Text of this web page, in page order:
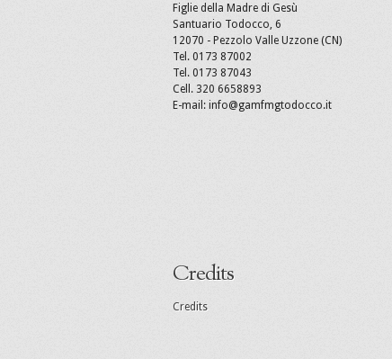
Figlie della Madre di Gesù
Santuario Todocco, 6
12070 - Pezzolo Valle Uzzone (CN)
Tel. 0173 87002
Tel. 0173 87043
Cell. 320 6658893
E-mail: info@gamfmgtodocco.it
Credits
Credits